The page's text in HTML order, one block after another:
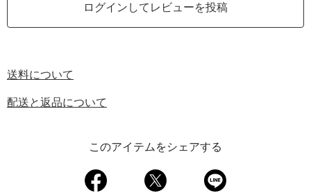
ログインしてレビューを投稿
送料について
配送と返品について
このアイテムをシェアする